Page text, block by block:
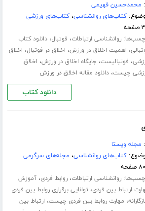
محمدحسین فهیمی
کتاب‌های روانشناسی،کتاب‌های ورزشی
روانشناسی ارتباطات، فوتبال،دانلود کتاب
، اهمیت اخلاق در ورزش، اخلاق در فوتبال، اخلاق
، فوتبالیست، جایگاه اخلاق در ورزش، اخلاق
چیست،دانلود مقاله اخلاق در ورزش
دانلود کتاب
مجله ویستا
کتاب‌های روانشناسی، مجله‌های سرگرمی
روانشناسی ارتباطات،روابط فردی،آموزش
ارتباط بین فردی، توانایی برقراری روابط بین فردی
، مهارت روابط بین فردی چیست، ارتباط بین